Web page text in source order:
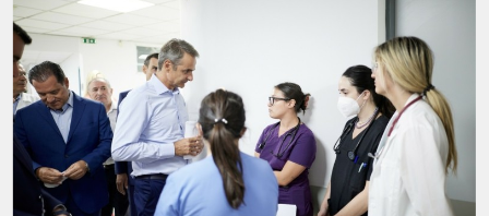
Σύμφωνα με την κυβέρνηση, στο νέο ΤΕΠ θα
λειτουργούνσύγχρονος χώρος διαλογής ασθενών
για την άμεση αξιολόγησή τους, αίθουσα
αναζωογόνησης για περιπτώσεις όπου κινδυνεύει η
ζωή νοσηλευόμενου, περιπατητικό ιατρείο για τα
ηπιότερα περιστατικά, ενιαία εξεταστήρια που θα
καλύπτουν πολλές ειδικότητες, αίθουσα
απολύμανσης και απομόνωσης μολυσματικών